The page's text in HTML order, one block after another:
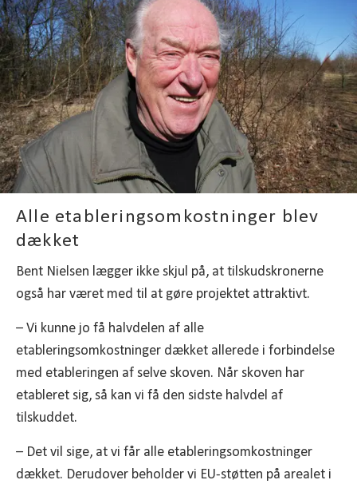
Alle etableringsomkostninger blev
dækket
Bent Nielsen lægger ikke skjul på, at tilskudskronerne
også har været med til at gøre projektet attraktivt.
– Vi kunne jo få halvdelen af alle
etableringsomkostninger dækket allerede i forbindelse
med etableringen af selve skoven. Når skoven har
etableret sig, så kan vi få den sidste halvdel af
tilskuddet.
– Det vil sige, at vi får alle etableringsomkostninger
dækket. Derudover beholder vi EU-støtten på arealet i